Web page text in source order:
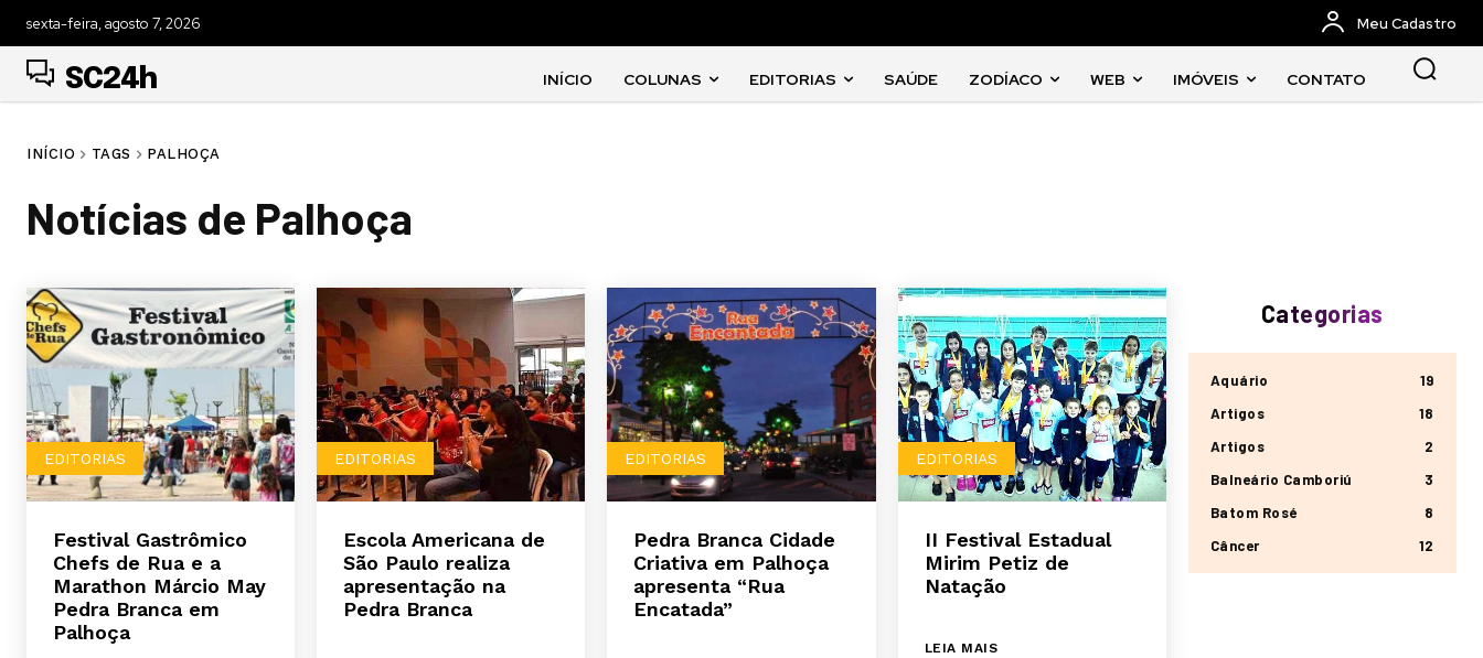
sexta-feira, agosto 7, 2026 Meu Cadastro
SC24h INÍCIO COLUNAS EDITORIAS SAÚDE ZODÍACO WEB IMÓVEIS CONTATO
INÍCIO TAGS PALHOÇA
Notícias de Palhoça
EDITORIAS
Festival Gastrômico
Chefs de Rua e a
Marathon Márcio May
Pedra Branca em
Palhoça
EDITORIAS
Escola Americana de
São Paulo realiza
apresentação na
Pedra Branca
EDITORIAS
Pedra Branca Cidade
Criativa em Palhoça
apresenta “Rua
Encatada”
EDITORIAS
II Festival Estadual
Mirim Petiz de
Natação
LEIA MAIS
Categorias
Aquário
19
Artigos
18
Artigos
2
Balneário Camboriú
3
Batom Rosé
8
Câncer
12